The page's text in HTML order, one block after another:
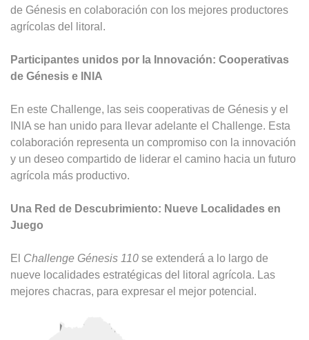
de Génesis en colaboración con los mejores productores
agrícolas del litoral.
Participantes unidos por la Innovación: Cooperativas
de Génesis e INIA
En este Challenge, las seis cooperativas de Génesis y el
INIA se han unido para llevar adelante el Challenge. Esta
colaboración representa un compromiso con la innovación
y un deseo compartido de liderar el camino hacia un futuro
agrícola más productivo.
Una Red de Descubrimiento: Nueve Localidades en
Juego
El Challenge Génesis 110 se extenderá a lo largo de
nueve localidades estratégicas del litoral agrícola. Las
mejores chacras, para expresar el mejor potencial.